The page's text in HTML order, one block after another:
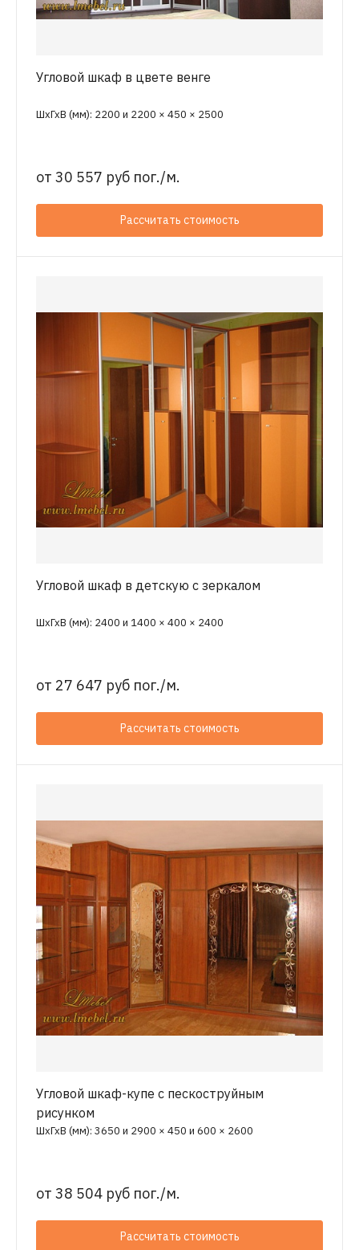
Угловой шкаф в цвете венге
ШхГхВ (мм): 2200 и 2200 × 450 × 2500
от 30 557 руб пог./м.
Рассчитать стоимость
Угловой шкаф в детскую с зеркалом
ШхГхВ (мм): 2400 и 1400 × 400 × 2400
от 27 647 руб пог./м.
Рассчитать стоимость
Угловой шкаф-купе с пескоструйным
рисунком
ШхГхВ (мм): 3650 и 2900 × 450 и 600 × 2600
от 38 504 руб пог./м.
Рассчитать стоимость